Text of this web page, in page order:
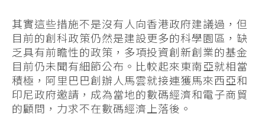
其實這些措施不是沒有人向香港政府建議過，但
目前的創科政策仍然是建設更多的科學園區，缺
乏具有前瞻性的政策，多項投資創新創業的基金
目前仍未聞有細節公布。比較起來東南亞就相當
積極，阿里巴巴創辦人馬雲就接連獲馬來西亞和
印尼政府邀請，成為當地的數碼經濟和電子商貿
的顧問，力求不在數碼經濟上落後。